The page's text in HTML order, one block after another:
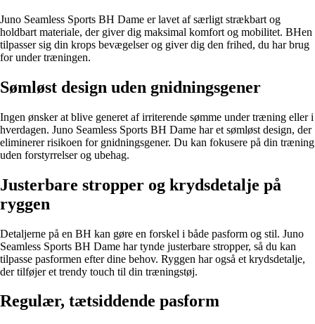
Juno Seamless Sports BH Dame er lavet af særligt strækbart og
holdbart materiale, der giver dig maksimal komfort og mobilitet. BHen
tilpasser sig din krops bevægelser og giver dig den frihed, du har brug
for under træningen.
Sømløst design uden gnidningsgener
Ingen ønsker at blive generet af irriterende sømme under træning eller i
hverdagen. Juno Seamless Sports BH Dame har et sømløst design, der
eliminerer risikoen for gnidningsgener. Du kan fokusere på din træning
uden forstyrrelser og ubehag.
Justerbare stropper og krydsdetalje på
ryggen
Detaljerne på en BH kan gøre en forskel i både pasform og stil. Juno
Seamless Sports BH Dame har tynde justerbare stropper, så du kan
tilpasse pasformen efter dine behov. Ryggen har også et krydsdetalje,
der tilføjer et trendy touch til din træningstøj.
Regulær, tætsiddende pasform